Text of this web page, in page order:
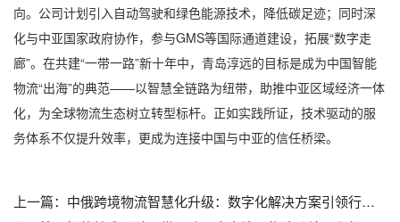
向。公司计划引入自动驾驶和绿色能源技术，降低碳足迹；同时深
化与中亚国家政府协作，参与GMS等国际通道建设，拓展“数字走
廊”。在共建“一带一路”新十年中，青岛淳远的目标是成为中国智能
物流“出海”的典范——以智慧全链路为纽带，助推中亚区域经济一体
化，为全球物流生态树立转型标杆。正如实践所证，技术驱动的服
务体系不仅提升效率，更成为连接中国与中亚的信任桥梁。
上一篇： 中俄跨境物流智慧化升级：数字化解决方案引领行业变革_青岛物流公司_青岛货代公司_青岛货运公司_青岛大件运输公司